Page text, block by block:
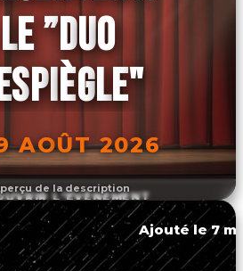
de la description
LE ”DUO
AOÛT 2026
L'ÉVÉNEMENT
Ajouté le 7